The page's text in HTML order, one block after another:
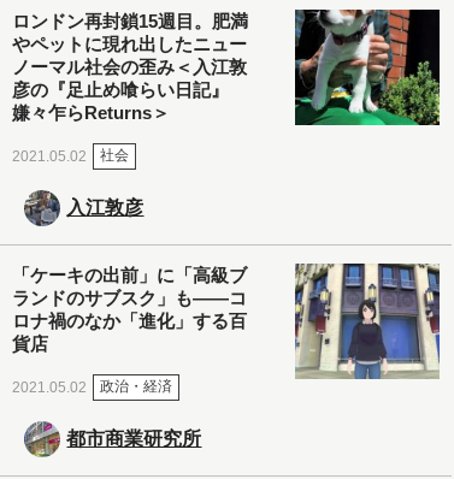
ロンドン再封鎖15週目。肥満
やペットに現れ出したニュー
ノーマル社会の歪み＜入江敦
彦の『足止め喰らい日記』
嫌々乍らReturns＞
2021.05.02 社会
入江敦彦
「ケーキの出前」に「高級ブ
ランドのサブスク」も――コ
ロナ禍のなか「進化」する百
貨店
2021.05.02 政治・経済
都市商業研究所